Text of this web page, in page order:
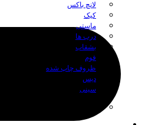
لانچ باکس
کیک
ماستی
درب ها
بشقاب
فوم
ظروف چاپ شده
دیس
سینی